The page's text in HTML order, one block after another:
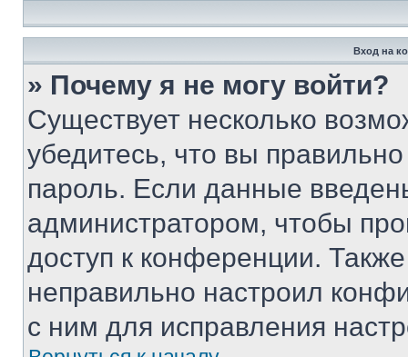
Вход на
» Почему я не могу войти?
Существует несколько
убедитесь, что вы
пароль. Если данные
администратором, чтобы
доступ к конференции.
неправильно настроил
с ним для исправления